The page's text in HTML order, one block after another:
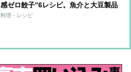
感ゼロ餃子”6レシピ。魚介と大豆製品
で大満足！
料理・レシピ